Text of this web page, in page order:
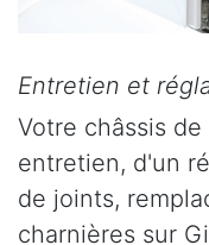
Entretien et
Votre châssis
entretien, d'un
de joints,
charnières sur